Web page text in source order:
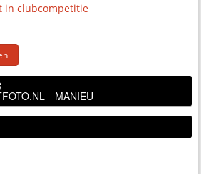
in clubcompetitie
MANIEU